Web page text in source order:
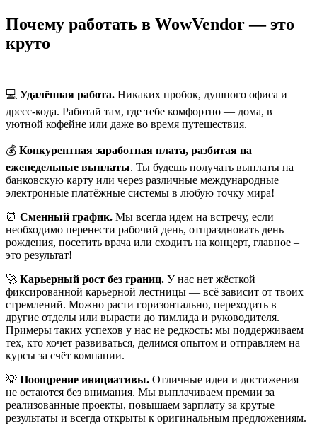
Почему работать в WowVendor — это
круто
💻 Удалённая работа. Никаких пробок, душного офиса и
дресс-кода. Работай там, где тебе комфортно — дома, в
уютной кофейне или даже во время путешествия.
💰 Конкурентная заработная плата, разбитая на
еженедельные выплаты. Ты будешь получать выплаты на
банковскую карту или через различные международные
электронные платёжные системы в любую точку мира!
⏰ Сменный график. Мы всегда идем на встречу, если
необходимо перенести рабочий день, отпраздновать день
рождения, посетить врача или сходить на концерт, главное –
это результат!
🚀 Карьерный рост без границ. У нас нет жёсткой
фиксированной карьерной лестницы — всё зависит от твоих
стремлений. Можно расти горизонтально, переходить в
другие отделы или вырасти до тимлида и руководителя.
Примеры таких успехов у нас не редкость: мы поддерживаем
тех, кто хочет развиваться, делимся опытом и отправляем на
курсы за счёт компании.
💡 Поощрение инициативы. Отличные идеи и достижения
не остаются без внимания. Мы выплачиваем премии за
реализованные проекты, повышаем зарплату за крутые
результаты и всегда открыты к оригинальным предложениям.